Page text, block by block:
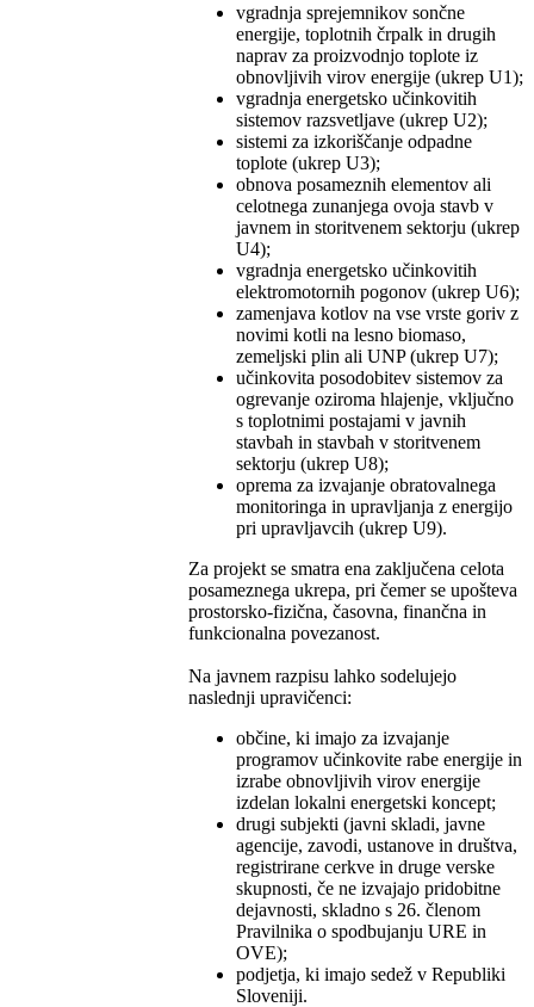
vgradnja sprejemnikov sončne
energije, toplotnih črpalk in drugih
naprav za proizvodnjo toplote iz
obnovljivih virov energije (ukrep U1);
vgradnja energetsko učinkovitih
sistemov razsvetljave (ukrep U2);
sistemi za izkoriščanje odpadne
toplote (ukrep U3);
obnova posameznih elementov ali
celotnega zunanjega ovoja stavb v
javnem in storitvenem sektorju (ukrep
U4);
vgradnja energetsko učinkovitih
elektromotornih pogonov (ukrep U6);
zamenjava kotlov na vse vrste goriv z
novimi kotli na lesno biomaso,
zemeljski plin ali UNP (ukrep U7);
učinkovita posodobitev sistemov za
ogrevanje oziroma hlajenje, vključno
s toplotnimi postajami v javnih
stavbah in stavbah v storitvenem
sektorju (ukrep U8);
oprema za izvajanje obratovalnega
monitoringa in upravljanja z energijo
pri upravljavcih (ukrep U9).
Za projekt se smatra ena zaključena celota
posameznega ukrepa, pri čemer se upošteva
prostorsko-fizična, časovna, finančna in
funkcionalna povezanost.
Na javnem razpisu lahko sodelujejo
naslednji upravičenci:
občine, ki imajo za izvajanje
programov učinkovite rabe energije in
izrabe obnovljivih virov energije
izdelan lokalni energetski koncept;
drugi subjekti (javni skladi, javne
agencije, zavodi, ustanove in društva,
registrirane cerkve in druge verske
skupnosti, če ne izvajajo pridobitne
dejavnosti, skladno s 26. členom
Pravilnika o spodbujanju URE in
OVE);
podjetja, ki imajo sedež v Republiki
Sloveniji.